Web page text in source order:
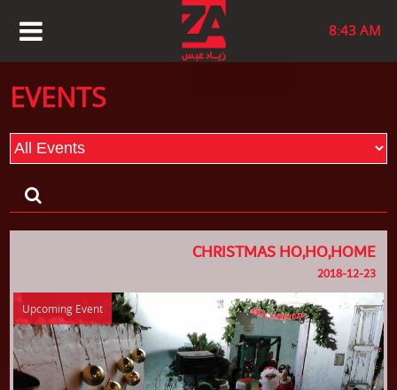
8:43 AM
EVENTS
CHRISTMAS HO,HO,HOME
2018-12-23